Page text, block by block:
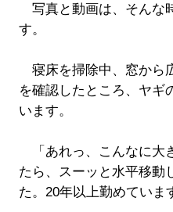
写真と動画は、そんな
す。
寝床を掃除中、窓から
を確認したところ、ヤギ
います。
「あれっ、こんなに大
たら、スーッと水平移動
た。20年以上勤めていま